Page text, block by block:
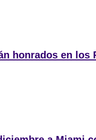
honrados en los